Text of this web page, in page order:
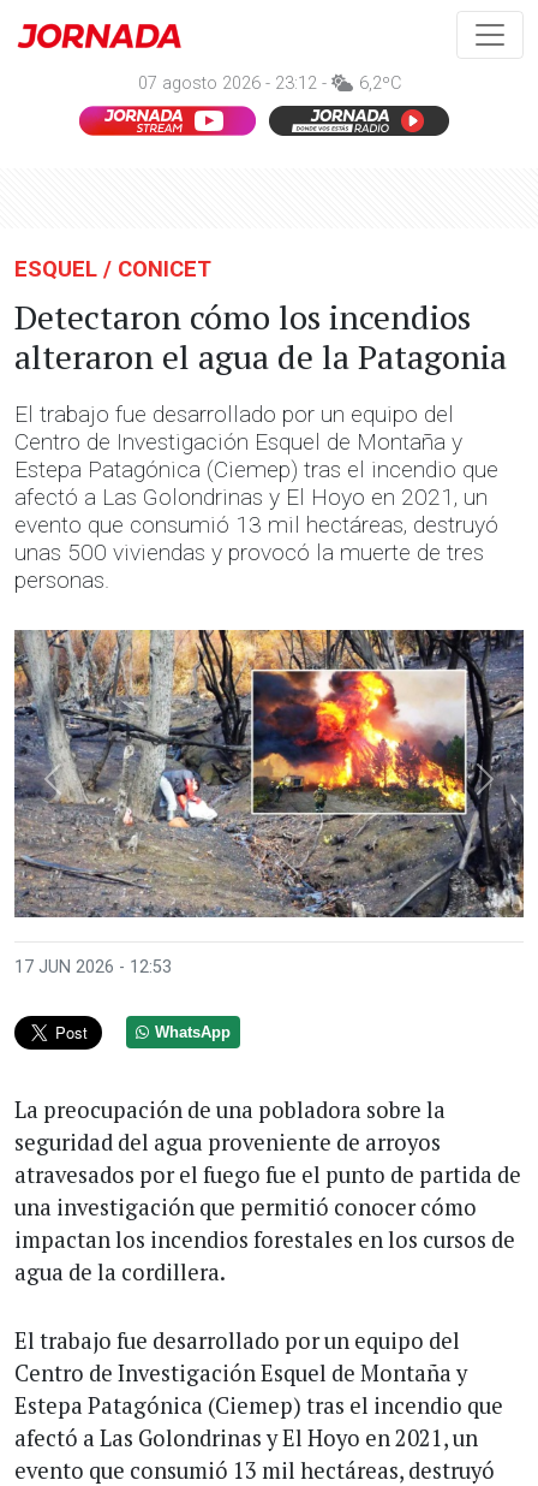
07 agosto 2026 - 23:12 - 6,2ºC
ESQUEL / CONICET
Detectaron cómo los incendios
alteraron el agua de la Patagonia
El trabajo fue desarrollado por un equipo del
Centro de Investigación Esquel de Montaña y
Estepa Patagónica (Ciemep) tras el incendio que
afectó a Las Golondrinas y El Hoyo en 2021, un
evento que consumió 13 mil hectáreas, destruyó
unas 500 viviendas y provocó la muerte de tres
personas.
Anterior
17 JUN 2026 - 12:53
WhatsApp
La preocupación de una pobladora sobre la
seguridad del agua proveniente de arroyos
atravesados por el fuego fue el punto de partida de
una investigación que permitió conocer cómo
impactan los incendios forestales en los cursos de
agua de la cordillera.
El trabajo fue desarrollado por un equipo del
Centro de Investigación Esquel de Montaña y
Estepa Patagónica (Ciemep) tras el incendio que
afectó a Las Golondrinas y El Hoyo en 2021, un
evento que consumió 13 mil hectáreas, destruyó